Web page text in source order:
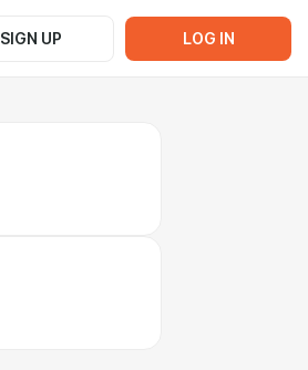
SIGN UP LOG IN